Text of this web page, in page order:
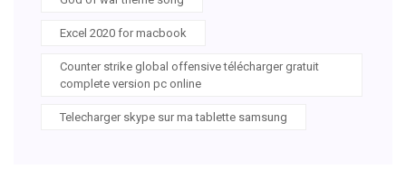
Excel 2020 for macbook
Counter strike global offensive télécharger gratuit
complete version pc online
Telecharger skype sur ma tablette samsung